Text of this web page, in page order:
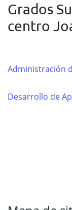
Grados
centro
Administración
Desarrollo de